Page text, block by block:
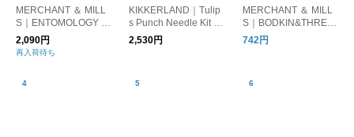
MERCHANT ＆ MILL
S｜ENTOMOLOGY PI
NS
2,090円
再入荷待ち
KIKKERLAND｜Tulip
s Punch Needle Kit チ
ューリップパンチニー
ドルキット 花モチー
2,530円
MERCHANT ＆ MILL
S｜BODKIN&THREA
DER 紐通し＆糸通
742円